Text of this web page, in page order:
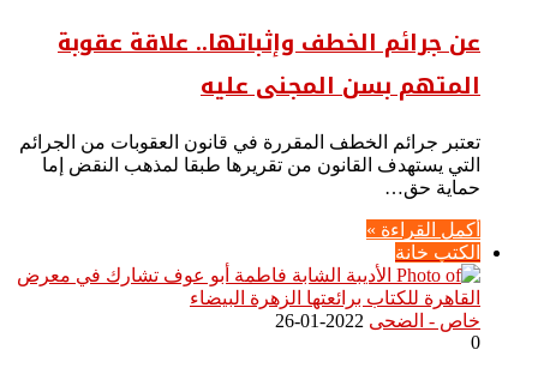
عن جرائم الخطف وإثباتها.. علاقة عقوبة
المتهم بسن المجنى عليه
تعتبر جرائم الخطف المقررة في قانون العقوبات من الجرائم
التي يستهدف القانون من تقريرها طبقا لمذهب النقض إما
حماية حق…
أكمل القراءة »
الكتب خانة
خاص - الضحى 2022-01-26
0